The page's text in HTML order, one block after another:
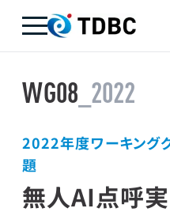
TDBC
WG08 _2022
2022年度ワーキング
題
無人AI点呼